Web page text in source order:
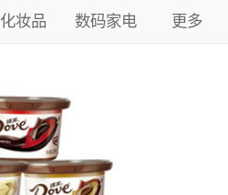
化妆品 数码家电 更多